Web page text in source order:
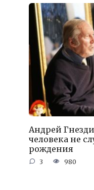
Андрей
человека не
рождения
3 980